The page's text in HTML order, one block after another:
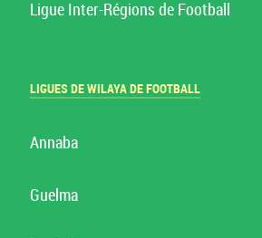
Ligue Inter-Régions de Football
LIGUES DE WILAYA DE FOOTBALL
Annaba
Guelma